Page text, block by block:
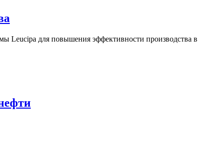
Leucipa для повышения эффективности производства в